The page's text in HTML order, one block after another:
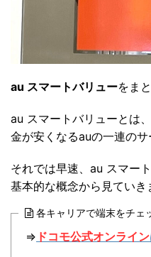
au スマートバリューをま
au スマートバリューとは
金が安くなるauの一連のサ
それでは早速、au スマー
基本的な概念から見ていき
各キャリアで端末をチェ
⇒ ドコモ公式オンライン